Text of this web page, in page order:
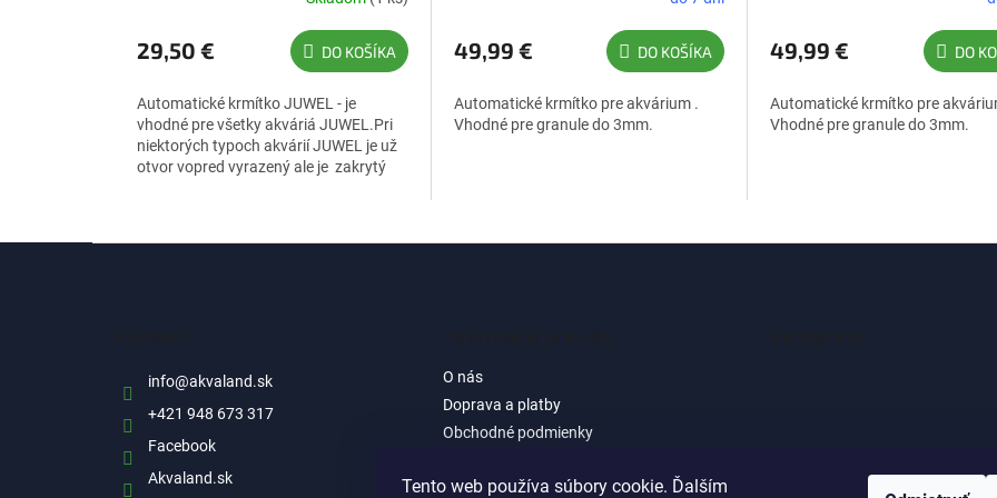
Tento web používa súbory cookie. Ďalším
29,50 € DO KOŠÍKA
Automatické krmítko JUWEL - je
vhodné pre všetky akváriá JUWEL.Pri
niektorých typoch akvárií JUWEL je už
otvor vopred vyrazený ale je zakrytý
49,99 € DO KOŠÍKA
Automatické krmítko pre akvárium .
Vhodné pre granule do 3mm.
49,99 € DO
Automatické krmítko pre
Vhodné pre granule do 3mm.
info@akvaland.sk
+421 948 673 317
Facebook
Akvaland.sk
O nás
Doprava a platby
Obchodné podmienky
informácie pre zákazníkov e-shopu
Sledovať na